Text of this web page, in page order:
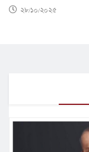
২৮/১০/২০২৫